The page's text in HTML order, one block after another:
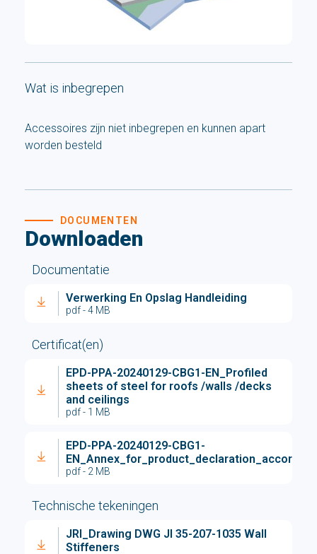
Wat is inbegrepen
Accessoires zijn niet inbegrepen en kunnen apart
worden besteld
Downloaden
DOCUMENTEN
Documentatie
Verwerking En Opslag Handleiding
pdf - 4 MB
Certificat(en)
EPD-PPA-20240129-CBG1-EN_Profiled
sheets of steel for roofs /walls /decks
and ceilings
pdf - 1 MB
EPD-PPA-20240129-CBG1-
pdf - 2 MB
Technische tekeningen
JRI_Drawing DWG JI 35-207-1035 Wall
Stiffeners